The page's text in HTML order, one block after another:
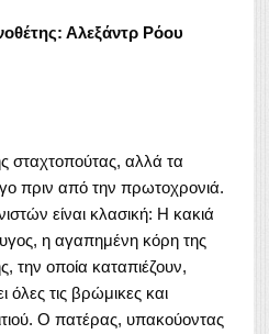
Αλεξάντρ Ρόου
σταχτοπούτας, αλλά τα
πριν από την πρωτοχρονιά.
είναι κλασική: Η κακιά
η αγαπημένη κόρη της
την οποία καταπιέζουν,
όλες τις βρώμικες και
Ο πατέρας, υπακούοντας